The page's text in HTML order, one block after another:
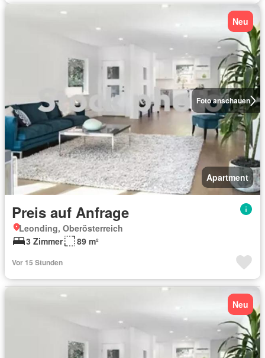
Foto anschauen
Neu
Apartment
Preis auf Anfrage
Leonding, Oberösterreich
3 Zimmer
89 m²
Vor 15 Stunden
Neu